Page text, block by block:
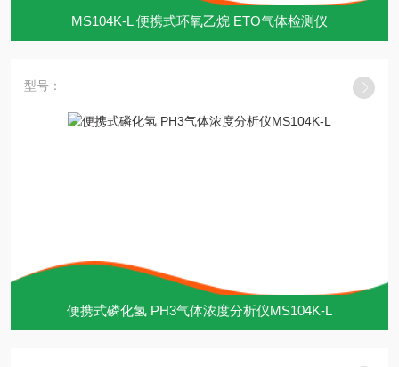
MS104K-L 便携式环氧乙烷 ETO气体检测仪
型号：
便携式磷化氢 PH3气体浓度分析仪MS104K-L